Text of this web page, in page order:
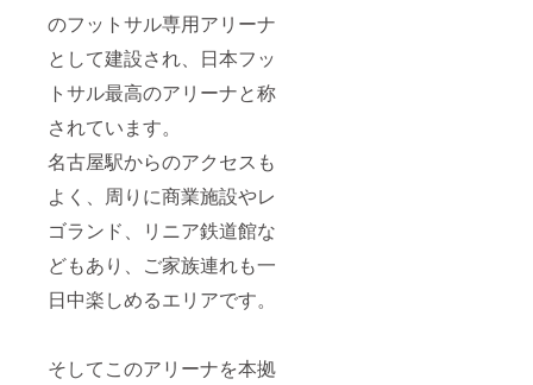
のフットサル専用アリーナ
として建設され、日本フッ
トサル最高のアリーナと称
されています。
名古屋駅からのアクセスも
よく、周りに商業施設やレ
ゴランド、リニア鉄道館な
どもあり、ご家族連れも一
日中楽しめるエリアです。
そしてこのアリーナを本拠